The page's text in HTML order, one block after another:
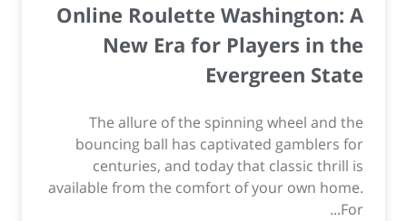
Online Roulette Washington: A
New Era for Players in the
Evergreen State
The allure of the spinning wheel and the
bouncing ball has captivated gamblers for
centuries, and today that classic thrill is
available from the comfort of your own home.
For...